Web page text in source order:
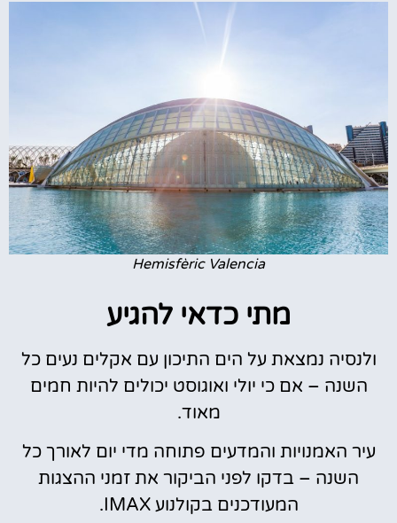
Hemisfèric Valencia
מתי כדאי להגיע
ולנסיה נמצאת על הים התיכון עם אקלים נעים כל
השנה – אם כי יולי ואוגוסט יכולים להיות חמים
מאוד.
עיר האמנויות והמדעים פתוחה מדי יום לאורך כל
השנה – בדקו לפני הביקור את זמני ההצגות
המעודכנים בקולנוע IMAX.